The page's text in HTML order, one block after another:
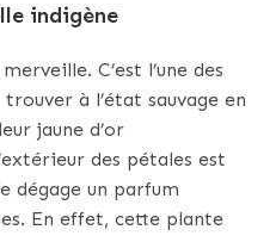
indigène
C’est l’une des
à l’état sauvage en
jaune d’or
des pétales est
dégage un parfum
En effet, cette plante